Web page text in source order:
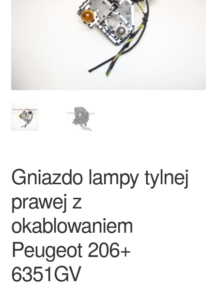
Płatności
Skarga
Zamówienia
Zasady i warunki
Gniazdo lampy tylnej
prawej z
okablowaniem
Peugeot 206+
6351GV